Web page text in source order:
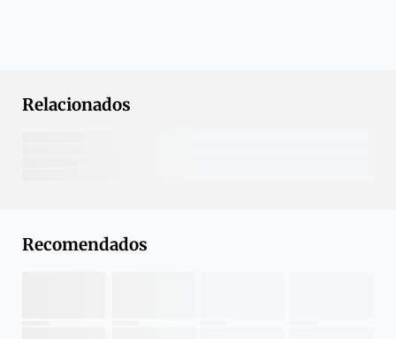
Relacionados
Recomendados